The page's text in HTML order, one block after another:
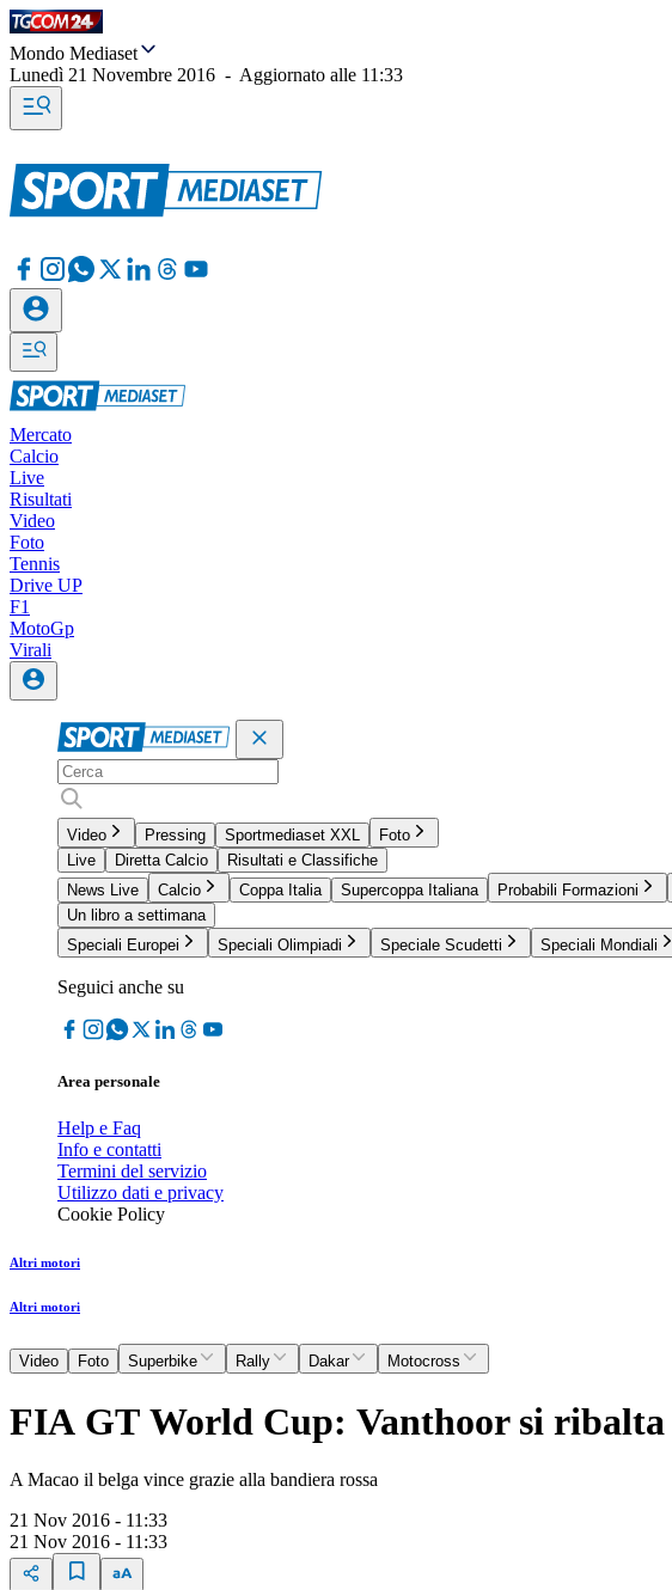
Mondo Mediaset
Lunedì 21 Novembre 2016 - Aggiornato alle 11:33
Mercato
Calcio
Live
Risultati
Video
Foto
Tennis
Drive UP
F1
MotoGp
Virali
Video Pressing Sportmediaset XXL
Foto
Live
Diretta Calcio
Risultati e Classifiche
News Live
Calcio Coppa Italia Supercoppa Italiana Probabili Formazioni
Un libro a settimana
Speciali Europei
Speciali Olimpiadi Speciale Scudetti Speciali Mondiali
Seguici anche su
Area personale
Help e Faq
Info e contatti
Termini del servizio
Utilizzo dati e privacy
Cookie Policy
Altri motori
Altri motori
Video Foto Superbike Rally Dakar Motocross
FIA GT World Cup: Vanthoor si ribalta
A Macao il belga vince grazie alla bandiera rossa
21 Nov 2016 - 11:33
21 Nov 2016 - 11:33